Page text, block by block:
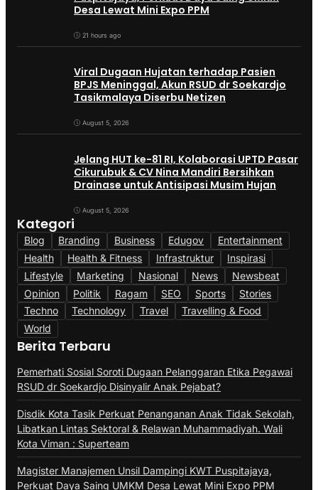
Desa Lewat Mini Expo PPM
21 hours ago
Viral Dugaan Hujatan terhadap Pasien
BPJS Meninggal, Akun RSUD dr Soekardjo
Tasikmalaya Diserbu Netizen
August 5, 2026
Jelang HUT ke-81 RI, Kolaborasi UPTD Pasar
Cikurubuk & CV Nina Mandiri Bersihkan
Drainase untuk Antisipasi Musim Hujan
August 5, 2026
Kategori
Blog Branding Business Edugov
Entertainment
Health
Health & Fitness Infrastruktur
Inspirasi
Lifestyle
Marketing Nasional News
Newsbeat
Opinion
Politik Ragam SEO Sports
Stories
Techno
Technology Travel
Travelling & Food
World
Berita Terbaru
Pemerhati Sosial Soroti Dugaan Pelanggaran Etika Pegawai
RSUD dr Soekardjo Disinyalir Anak Pejabat?
Disdik Kota Tasik Perkuat Penanganan Anak Tidak Sekolah,
Libatkan Lintas Sektoral & Relawan Muhammadiyah. Wali
Kota Viman : Superteam
Magister Manajemen Unsil Dampingi KWT Puspitajaya,
Perkuat Daya Saing UMKM Desa Lewat Mini Expo PPM